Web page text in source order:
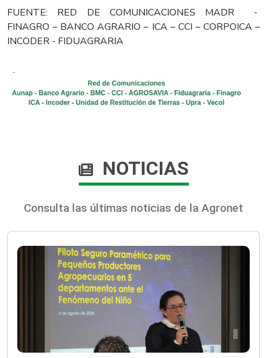
FUENTE: RED DE COMUNICACIONES MADR -
FINAGRO – BANCO AGRARIO – ICA – CCI – CORPOICA –
INCODER - FIDUAGRARIA
NOTICIAS
Consulta las últimas noticias de la Agronet